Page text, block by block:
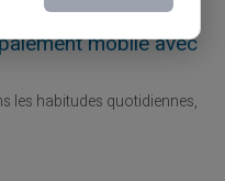
prépayée
mobile avec
les habitudes quotidiennes,